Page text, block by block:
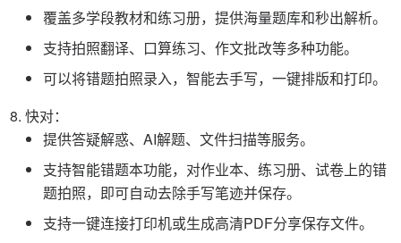
覆盖多学段教材和练习册，提供海量题库和秒出解析。
支持拍照翻译、口算练习、作文批改等多种功能。
可以将错题拍照录入，智能去手写，一键排版和打印。
快对：
提供答疑解惑、AI解题、文件扫描等服务。
支持智能错题本功能，对作业本、练习册、试卷上的错
题拍照，即可自动去除手写笔迹并保存。
支持一键连接打印机或生成高清PDF分享保存文件。